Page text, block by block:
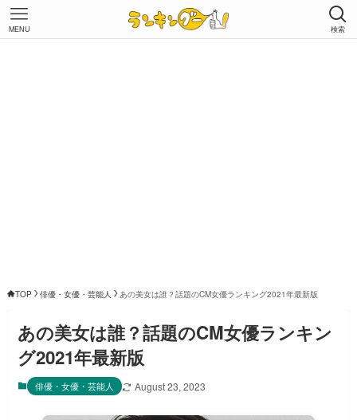
検索
MENU
TOP 俳優・女優・芸能人 あの美女は誰？話題のCM女優ランキング2021年最新版
あの美女は誰？話題のCM女優ランキン
グ2021年最新版
俳優・女優・芸能人 August 23, 2023